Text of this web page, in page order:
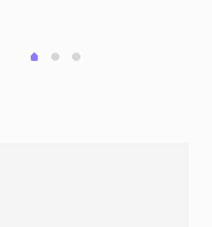
0 1 2